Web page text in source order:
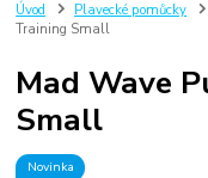
Úvod Plavecké pomůcky
Training Small
Mad Wave
Small
Novinka